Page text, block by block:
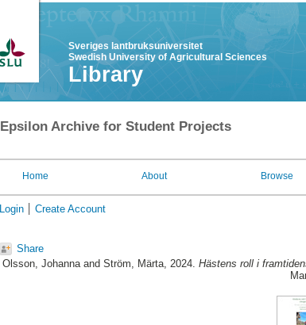
Sveriges lantbruksuniversitet
Swedish University of Agricultural Sciences
Library
Epsilon Archive for Student Projects
Home About Browse
Login Create Account
Share
Olsson, Johannaand Ström, Märta, 2024. Hästens roll i